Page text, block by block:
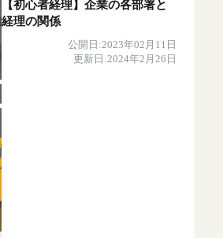
【初心者経理】企業の各部署と
経理の関係
公開日:2023年02月11日
更新日:2024年2月26日